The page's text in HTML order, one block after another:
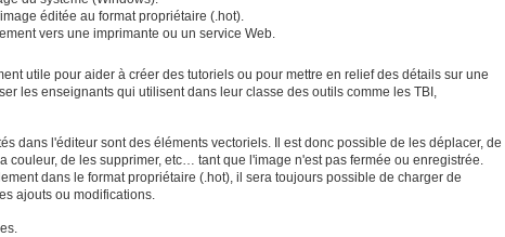
éditée au format propriétaire (.hot).
vers une imprimante ou un service Web.
utile pour aider à créer des tutoriels ou pour mettre en relief des détails sur une
les enseignants qui utilisent dans leur classe des outils comme les TBI,
dans l'éditeur sont des éléments vectoriels. Il est donc possible de les déplacer, de
couleur, de les supprimer, etc… tant que l'image n'est pas fermée ou enregistrée.
dans le format propriétaire (.hot), il sera toujours possible de charger de
ajouts ou modifications.